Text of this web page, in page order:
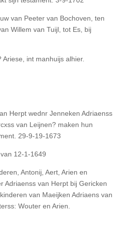
van Peeter van Bochoven, ten
Willem van Tuijl, tot Es, bij
int manhuijs alhier.
Herpt wednr Jenneken Adriaenss
van Leijnen? maken hun
29-9-19-1673
12-1-1649
Antonij, Aert, Arien en
Adriaenss van Herpt bij Gericken
van Maeijken Adriaens van
Wouter en Arien.